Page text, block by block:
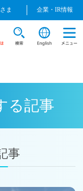
ま 企業・IR情報
る記事
事